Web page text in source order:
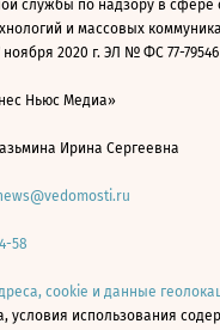
службы по надзору в сфере
и массовых
2020 г. ЭЛ № ФС 77-79546
Ньюс Медиа»
Ирина Сергеевна
58
cookie и данные
условия использования